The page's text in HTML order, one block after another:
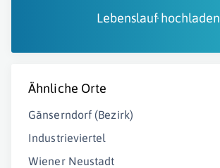
Lebenslauf hochladen
Ähnliche Orte
Gänserndorf (Bezirk)
Industrieviertel
Wiener Neustadt